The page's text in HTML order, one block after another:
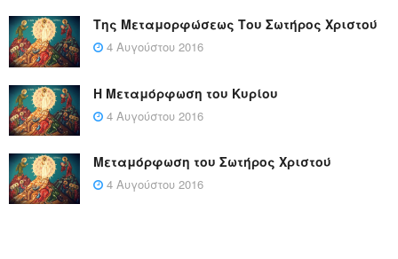
Της Μεταμορφώσεως Του Σωτήρος Χριστού
4 Αυγούστου 2016
Η Μεταμόρφωση του Κυρίου
4 Αυγούστου 2016
Μεταμόρφωση του Σωτήρος Χριστού
4 Αυγούστου 2016